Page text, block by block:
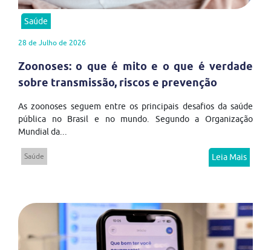
Saúde
28 de Julho de 2026
Zoonoses: o que é mito e o que é verdade
sobre transmissão, riscos e prevenção
As zoonoses seguem entre os principais desafios da saúde
pública no Brasil e no mundo. Segundo a Organização
Mundial da...
Saúde Leia Mais